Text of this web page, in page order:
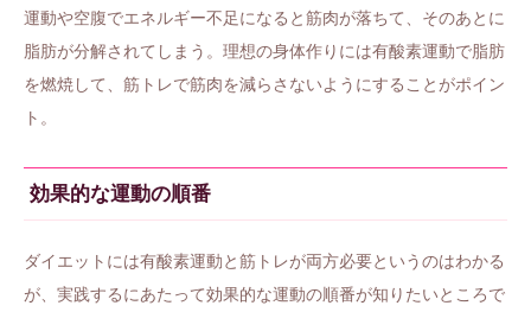
運動や空腹でエネルギー不足になると筋肉が落ちて、そのあとに
脂肪が分解されてしまう。理想の身体作りには有酸素運動で脂肪
を燃焼して、筋トレで筋肉を減らさないようにすることがポイン
ト。
効果的な運動の順番
ダイエットには有酸素運動と筋トレが両方必要というのはわかる
が、実践するにあたって効果的な運動の順番が知りたいところで